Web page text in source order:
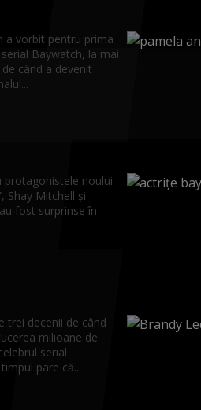
a vorbit pentru prima
Baywatch, la mai
când a devenit
protagonistele noului
Shay Mitchell și
fost surprinse în
trei decenii de când
milioane de
serial
pare că...